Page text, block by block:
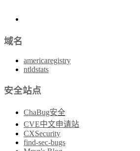
域名
americaregistry
ntldstats
安全站点
ChaBug安全
CVE中文申请站
CXSecurity
find-sec-bugs